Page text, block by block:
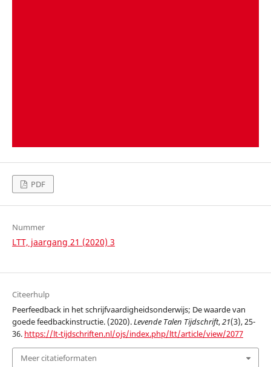
PDF
Nummer
LTT, jaargang 21 (2020) 3
Citeerhulp
Peerfeedback in het schrijfvaardigheidsonderwijs; De waarde van
goede feedbackinstructie. (2020).Levende Talen Tijdschrift,21(3), 25-
36. https://lt-tijdschriften.nl/ojs/index.php/ltt/article/view/2077
Meer citatieformaten